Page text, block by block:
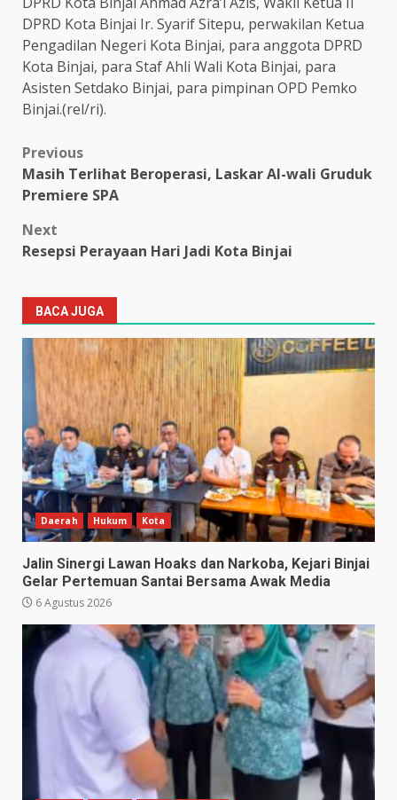
DPRD Kota Binjai Ir. Syarif Sitepu, perwakilan Ketua
Pengadilan Negeri Kota Binjai, para anggota DPRD
Kota Binjai, para Staf Ahli Wali Kota Binjai, para
Asisten Setdako Binjai, para pimpinan OPD Pemko
Binjai.(rel/ri).
Post
navigation
Previous
Masih Terlihat Beroperasi, Laskar Al-wali Gruduk
Premiere SPA
Next
Resepsi Perayaan Hari Jadi Kota Binjai
BACA JUGA
Daerah Hukum Kota
Jalin Sinergi Lawan Hoaks dan Narkoba, Kejari Binjai
Gelar Pertemuan Santai Bersama Awak Media
6 Agustus 2026